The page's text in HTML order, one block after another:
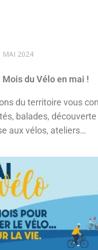
MAI 2024
du Vélo en mai !
du territoire vous
balades, découverte
aux vélos, ateliers…